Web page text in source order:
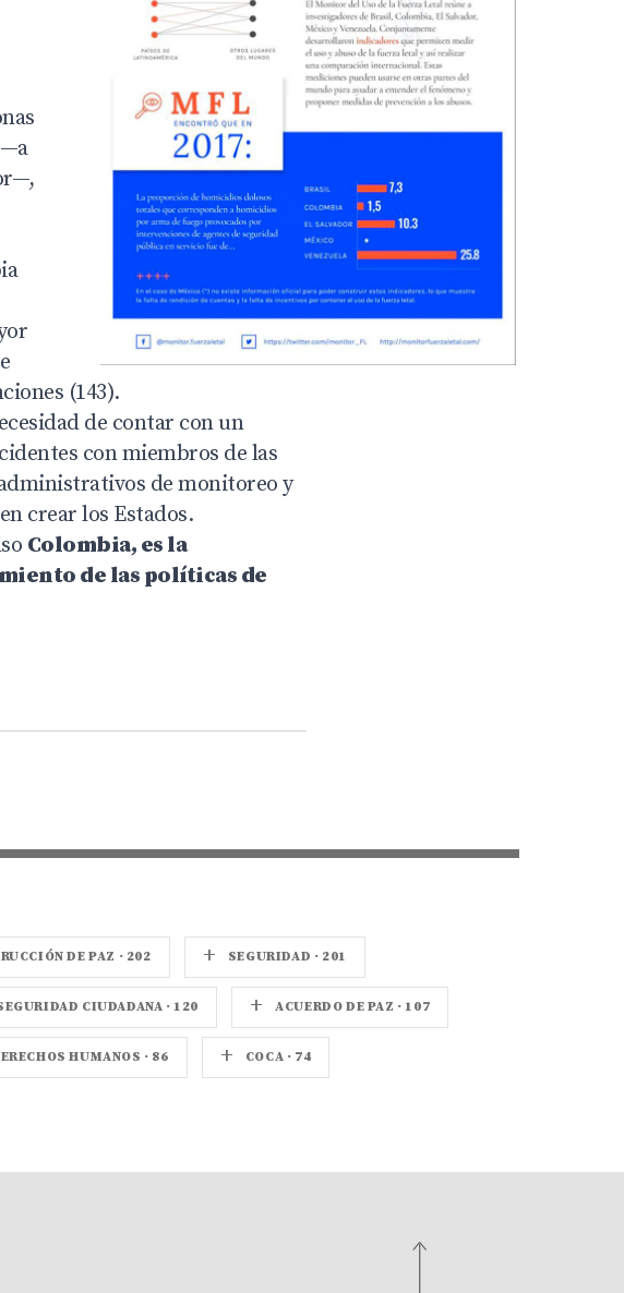
(143).
de contar con un
con miembros de las
de monitoreo y
crear los Estados.
Colombia, es la
de las políticas de
DE PAZ · 202 + SEGURIDAD · 201
CIUDADANA · 120 + ACUERDO DE PAZ · 107
HUMANOS · 86 + COCA · 74